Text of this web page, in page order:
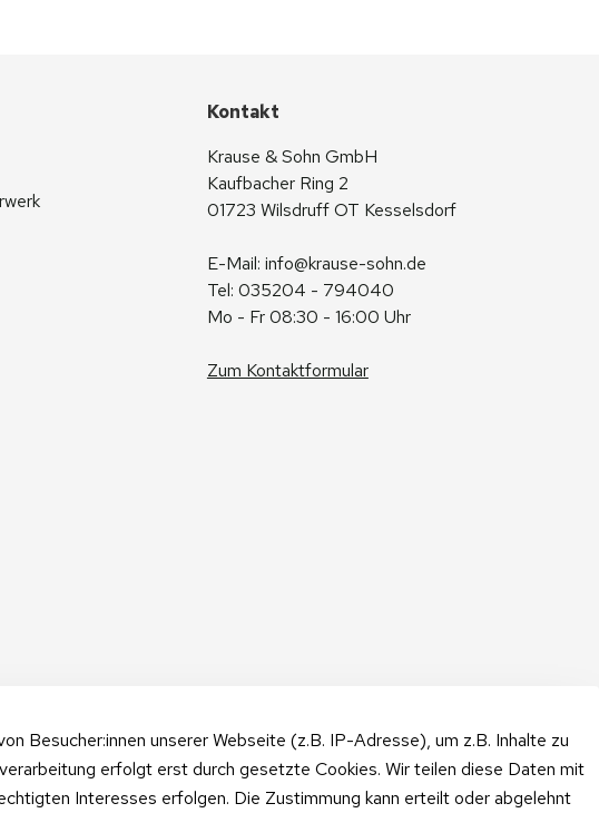
Besucher:innen unserer Webseite (z.B. IP-Adresse), um z.B. Inhalte zu
erfolgt erst durch gesetzte Cookies. Wir teilen diese Daten mit
Interesses erfolgen. Die Zustimmung kann erteilt oder abgelehnt
Kontakt
Krause & Sohn GmbH
Kaufbacher Ring 2
01723 Wilsdruff OT Kesselsdorf
E-Mail: info@krause-sohn.de
Tel: 035204 - 794040
Mo - Fr 08:30 - 16:00 Uhr
Zum Kontaktformular